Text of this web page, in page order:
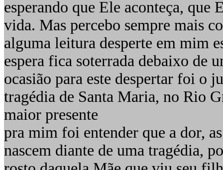
esperando que Ele aconteça, que
vida. Mas percebo sempre mais
alguma leitura desperte em mim
espera fica soterrada debaixo de
ocasião para este despertar foi o
tragédia de Santa Maria, no Rio
maior presente
pra mim foi entender que a dor,
nascem diante de uma tragédia,